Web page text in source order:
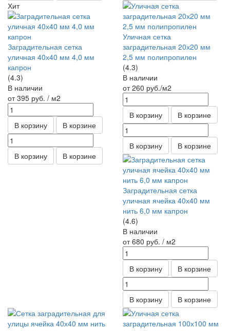
Хит
Заградительная сетка
уличная 40х40 мм 4,0 мм
капрон
(4.3)
В наличии
от 395 руб. / м2
В корзину В корзине
В корзину В корзине
Уличная сетка
заградительная 20х20 мм
2,5 мм полипропилен
(4.3)
В наличии
от 260 руб./м2
В корзину В корзине
В корзину В корзине
Заградительная сетка
уличная ячейка 40х40 мм
нить 6,0 мм капрон
(4.6)
В наличии
от 680 руб. / м2
В корзину В корзине
В корзину В корзине